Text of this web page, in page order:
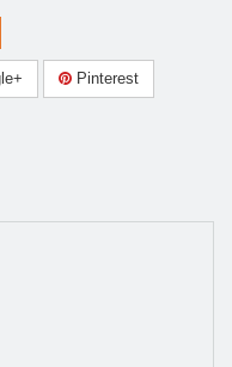
Pinterest